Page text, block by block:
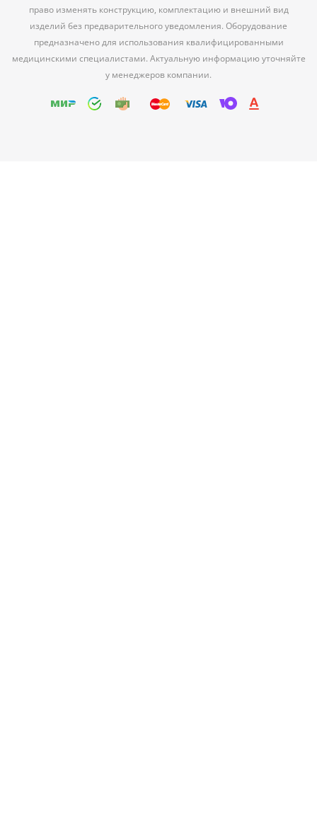
право изменять конструкцию, комплектацию и внешний вид
изделий без предварительного уведомления. Оборудование
предназначено для использования квалифицированными
медицинскими специалистами. Актуальную информацию уточняйте
у менеджеров компании.